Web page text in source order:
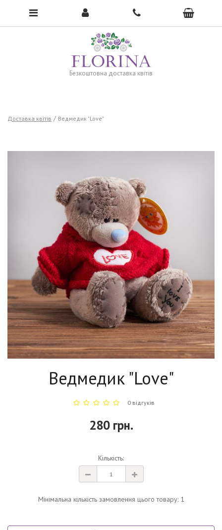
Безкоштовна доставка квітів
To open the menu, click here →
Доставка квітів Ведмедик "Love"
Ведмедик "Love"
0 відгуків
280 грн.
Кількість:
Мінімальна кількість замовлення цього товару: 1